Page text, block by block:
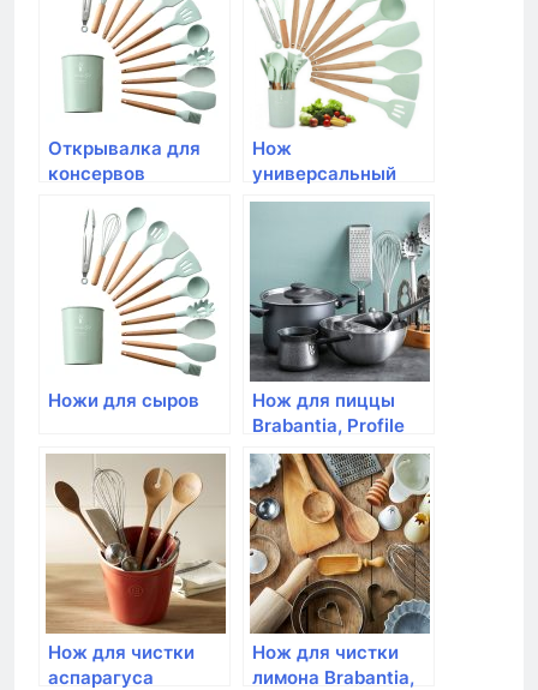
подарочной
упаковке
Открывалка для
консервов
Нож
универсальный
Brabantia, Profile
Ножи для сыров
Нож для пиццы
Brabantia, Profile
Нож для чистки
аспарагуса
Нож для чистки
лимона Brabantia,